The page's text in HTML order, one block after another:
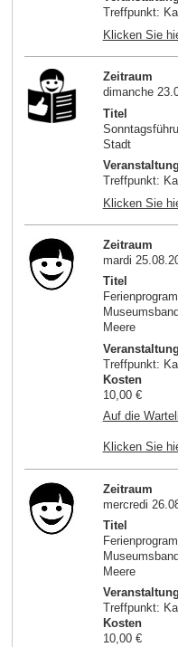
Treffpunkt:
Klicken Sie
Zeitraum
dimanche
Titel
Stadt
Treffpunkt:
Klicken Sie
Zeitraum
mardi
Titel
Meere
Treffpunkt:
Kosten
10,00 €
Auf die
Klicken Sie
Zeitraum
mercredi
Titel
Meere
Treffpunkt:
Kosten
10,00 €